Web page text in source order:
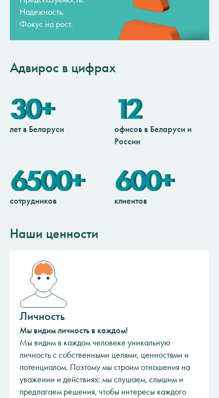
Надежность.
Фокус на рост.
Адвирос в цифрах
30+
лет в Беларуси
12
офисов в Беларуси и
России
6500+
сотрудников
600+
клиентов
Наши ценности
Личность
Мы видим личность в каждом!
Мы видим в каждом человеке уникальную
личность с собственными целями, ценностями и
потенциалом. Поэтому мы строим отношения на
уважении и действиях: мы слушаем, слышим и
предлагаем решения, чтобы интересы каждого